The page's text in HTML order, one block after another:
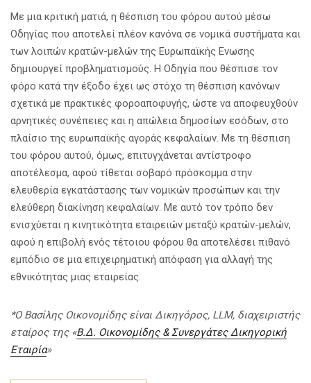
Με μια κριτική ματιά, η θέσπιση του φόρου αυτού μέσω
Οδηγίας που αποτελεί πλέον κανόνα σε νομικά συστήματα και
των λοιπών κρατών-μελών της Ευρωπαϊκής Ενωσης
δημιουργεί προβληματισμούς. Η Οδηγία που θέσπισε τον
φόρο κατά την έξοδο έχει ως στόχο τη θέσπιση κανόνων
σχετικά με πρακτικές φοροαποφυγής, ώστε να αποφευχθούν
αρνητικές συνέπειες και η απώλεια δημοσίων εσόδων, στο
πλαίσιο της ευρωπαϊκής αγοράς κεφαλαίων. Με τη θέσπιση
του φόρου αυτού, όμως, επιτυγχάνεται αντίστροφο
αποτέλεσμα, αφού τίθεται σοβαρό πρόσκομμα στην
ελευθερία εγκατάστασης των νομικών προσώπων και την
ελεύθερη διακίνηση κεφαλαίων. Με αυτό τον τρόπο δεν
ενισχύεται η κινητικότητα εταιρειών μεταξύ κρατών-μελών,
αφού η επιβολή ενός τέτοιου φόρου θα αποτελέσει πιθανό
εμπόδιο σε μια επιχειρηματική απόφαση για αλλαγή της
εθνικότητας μιας εταιρείας.
*Ο Βασίλης Οικονομίδης είναι Δικηγόρος, LLM, διαχειριστής
εταίρος της «Β.Δ. Οικονομίδης & Συνεργάτες Δικηγορική
Εταιρία»